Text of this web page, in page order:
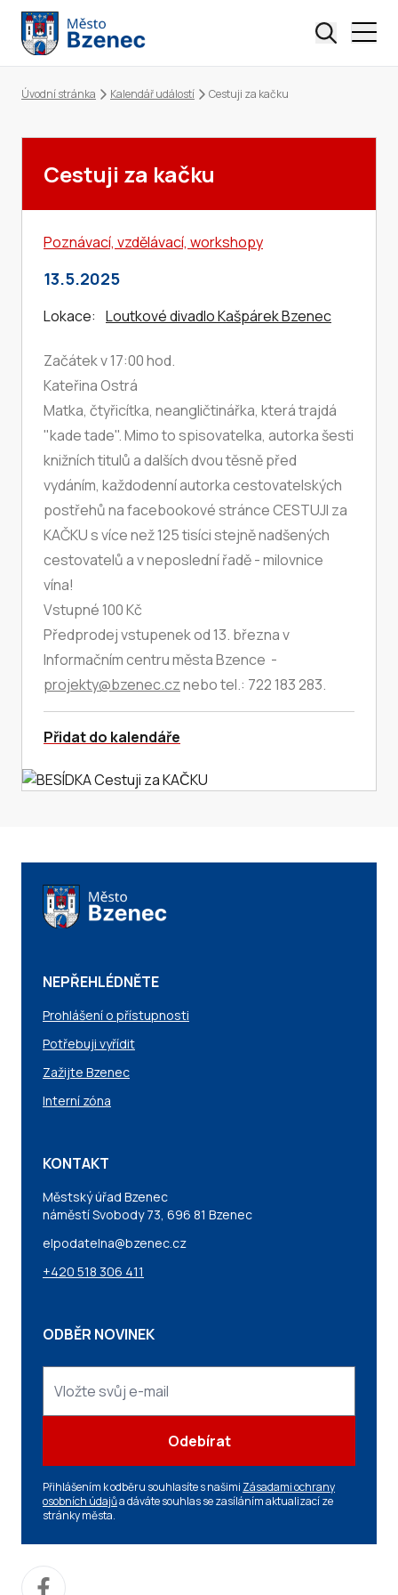
Drobečková navigace
Úvodní stránka Kalendář událostí Cestuji za kačku
Cestuji za kačku
Poznávací, vzdělávací, workshopy
13.5.2025
Lokace: Loutkové divadlo Kašpárek Bzenec
Začátek v 17:00 hod.
Kateřina Ostrá
Matka, čtyřicítka, neangličtinářka, která trajdá
"kade tade". Mimo to spisovatelka, autorka šesti
knižních titulů a dalších dvou těsně před
vydáním, každodenní autorka cestovatelských
postřehů na facebookové stránce CESTUJI za
KAČKU s více než 125 tisíci stejně nadšených
cestovatelů a v neposlední řadě - milovnice
vína!
Vstupné 100 Kč
Předprodej vstupenek od 13. března v
Informačním centru města Bzence -
projekty@bzenec.cznebo tel.: 722 183 283.
Přidat do kalendáře
NEPŘEHLÉDNĚTE
Prohlášení o přístupnosti
Potřebuji vyřídit
Zažijte Bzenec
Interní zóna
KONTAKT
Městský úřad Bzenec
náměstí Svobody 73, 696 81 Bzenec
elpodatelna@bzenec.cz
+420 518 306 411
ODBĚR NOVINEK
Odebírat
Přihlášením k odběru souhlasíte s našimi Zásadami ochrany
osobních údajůa dáváte souhlas se zasíláním aktualizací ze
stránky města.